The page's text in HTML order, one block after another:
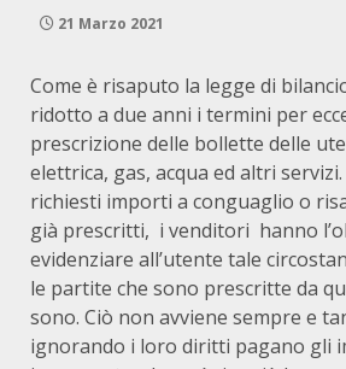
21 Marzo 2021
Come è risaputo la legge di
ridotto a due anni i termini per
prescrizione delle bollette delle
elettrica, gas, acqua ed altri
richiesti importi a conguaglio o
già prescritti, i venditori hanno
evidenziare all’utente tale
le partite che sono prescritte da
sono. Ciò non avviene sempre e
ignorando i loro diritti pagano gli